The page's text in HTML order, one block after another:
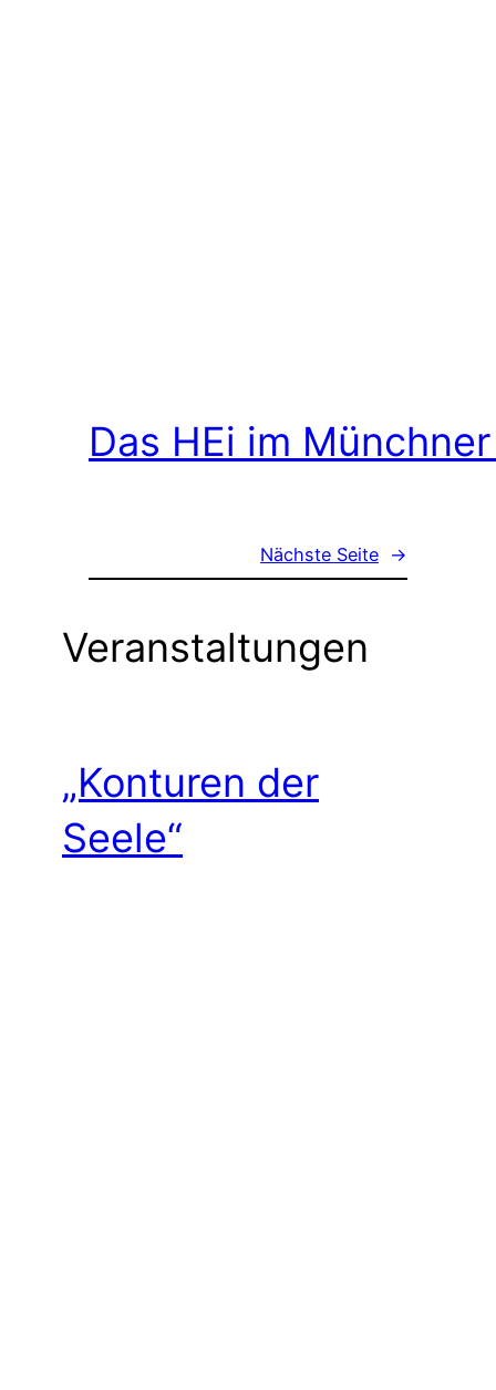
Das HEi im
Nächste Seite →
Veranstaltungen
„Konturen der
Seele“